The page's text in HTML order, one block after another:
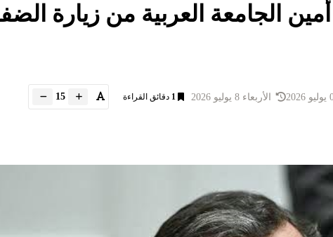
الجامعة العربية من زيارة
الأربعاء 8 يوليو 2026 1 دقائق القراءة 15